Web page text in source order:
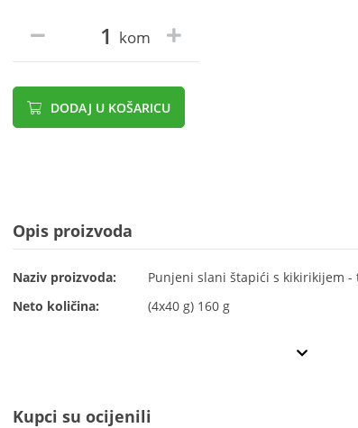
kom
DODAJ U KOŠARICU
Opis proizvoda
Naziv proizvoda:
Punjeni slani štapići s kikirikijem -
Neto količina:
(4x40 g) 160 g
Kupci su ocijenili